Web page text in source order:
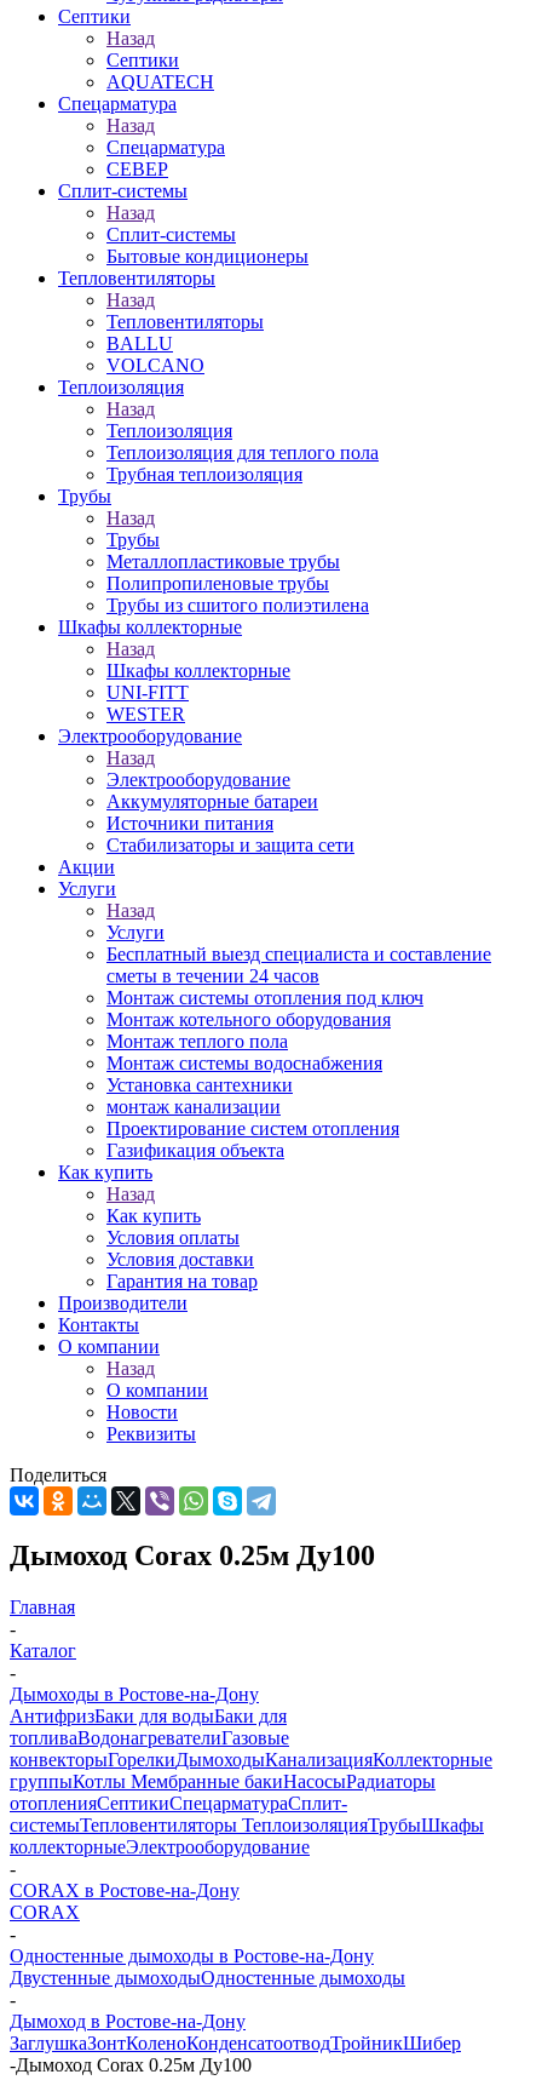
Септики
Назад
Септики
AQUATECH
Спецарматура
Назад
Спецарматура
СЕВЕР
Сплит-системы
Назад
Сплит-системы
Бытовые кондиционеры
Тепловентиляторы
Назад
Тепловентиляторы
BALLU
VOLCANO
Теплоизоляция
Назад
Теплоизоляция
Теплоизоляция для теплого пола
Трубная теплоизоляция
Трубы
Назад
Трубы
Металлопластиковые трубы
Полипропиленовые трубы
Трубы из сшитого полиэтилена
Шкафы коллекторные
Назад
Шкафы коллекторные
UNI-FITT
WESTER
Электрооборудование
Назад
Электрооборудование
Аккумуляторные батареи
Источники питания
Стабилизаторы и защита сети
Акции
Услуги
Назад
Услуги
Бесплатный выезд специалиста и составление
сметы в течении 24 часов
Монтаж системы отопления под ключ
Монтаж котельного оборудования
Монтаж теплого пола
Монтаж системы водоснабжения
Установка сантехники
монтаж канализации
Проектирование систем отопления
Газификация объекта
Как купить
Назад
Как купить
Условия оплаты
Условия доставки
Гарантия на товар
Производители
Контакты
О компании
Назад
О компании
Новости
Реквизиты
Поделиться
Дымоход Corax 0.25м Ду100
Главная
-
Каталог
-
Дымоходы в Ростове-на-Дону
АнтифризБаки для водыБаки для
топливаВодонагревателиГазовые
конвекторыГорелкиДымоходыКанализацияКоллекторные
группыКотлы Мембранные бакиНасосыРадиаторы
отопленияСептикиСпецарматураСплит-
системыТепловентиляторы ТеплоизоляцияТрубыШкафы
коллекторныеЭлектрооборудование
-
CORAX в Ростове-на-Дону
CORAX
-
Одностенные дымоходы в Ростове-на-Дону
Двустенные дымоходыОдностенные дымоходы
-
Дымоход в Ростове-на-Дону
ЗаглушкаЗонтКоленоКонденсатоотводТройникШибер
-Дымоход Corax 0.25м Ду100